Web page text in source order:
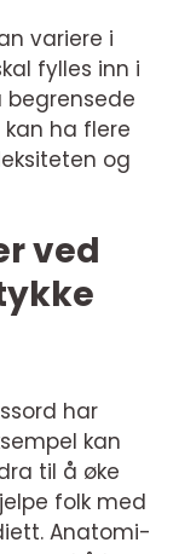
variere i
fylles inn i
begrensede
ha flere
og
ved
har
kan
til å øke
folk med
Anatomi-